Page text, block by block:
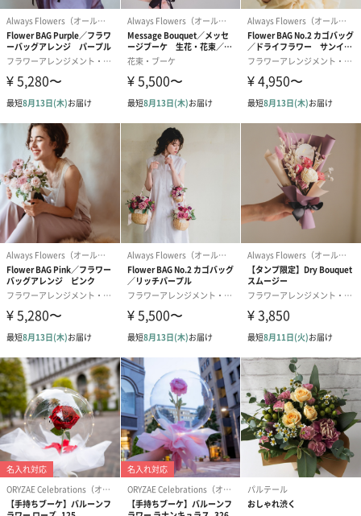
ダンボール装飾（ひま
わり）（720円）
ダンボール装飾（チュ
ーリップ）（720円）
ダンボール装
イトピンク×
ト）（580円）
紙袋
お渡し用の紙袋です。
商品に合わせたサイズをお届けします。
あり（280円）
メッセージカード（通常・写真・グリーティング）